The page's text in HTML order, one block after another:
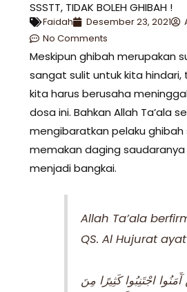
SSSTT, TIDAK BOLEH GHIBAH !
Faidah Desember 23, 2021
No Comments
Meskipun ghibah merupakan
sangat sulit untuk kita
kita harus berusaha
dosa ini. Bahkan Allah Ta’ala
mengibaratkan pelaku ghibah
memakan daging
menjadi bangkai.
Allah Ta’ala
QS. Al Hujurat ayat
آَمَنُوا اجْتَنِبُوا كَثِيرًا مِنَ